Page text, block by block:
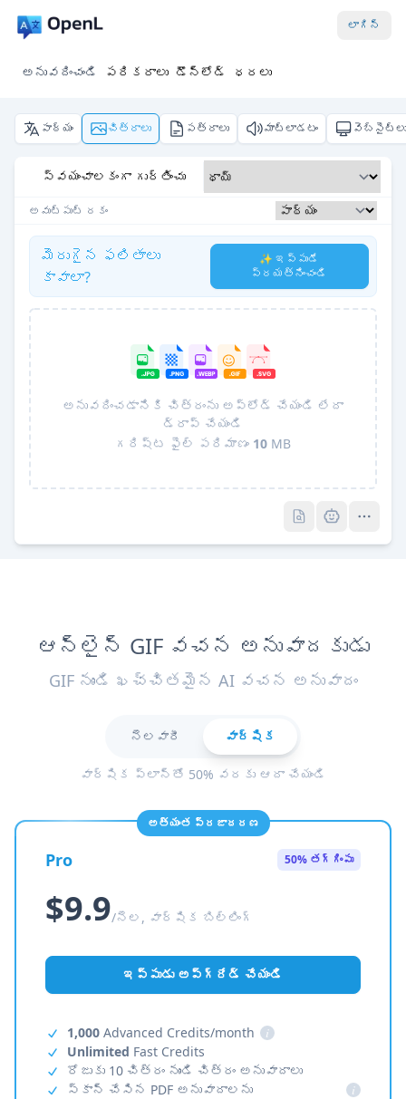
లాగిన్
అనువదించండి పరికరాలు డౌన్‌లోడ్ ధరలు
పాఠ్యం చిత్రాలు పత్రాలు మాట్లాడటం వెబ్‌సైట్లు
స్వయంచాలకంగా గుర్తించు
అవుట్‌పుట్ రకం
మెరుగైన ఫలితాలు
కావాలా?
✨ ఇప్పుడే
ప్రయత్నించండి
అనువదించడానికి చిత్రం‌ను అప్‌లోడ్ చేయండి లేదా
డ్రాప్ చేయండి
గరిష్ట ఫైల్ పరిమాణం 10 MB
ఆన్‌లైన్ GIF వచన అనువాదకుడు
GIF నుండి ఖచ్చితమైన AI వచన అనువాదం
నెలవారీ వార్షిక
వార్షిక ప్లాన్‌తో 50% వరకు ఆదా చేయండి
అత్యంత ప్రజాదరణ
Pro 50% తగ్గింపు
$9.9/నెల, వార్షిక బిల్లింగ్
ఇప్పుడు అప్‌గ్రేడ్ చేయండి
1,000 Advanced Credits/month
i
Unlimited Fast Credits
రోజుకు 10 చిత్రం నుండి చిత్రం అనువాదాలు
స్కాన్ చేసిన PDF అనువాదాలను
i